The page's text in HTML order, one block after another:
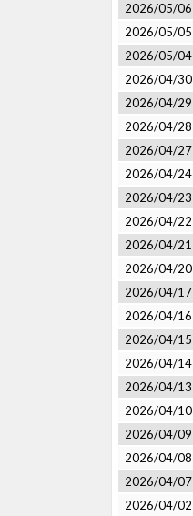
2026/05/06
2026/05/05
2026/05/04
2026/04/30
2026/04/29
2026/04/28
2026/04/27
2026/04/24
2026/04/23
2026/04/22
2026/04/21
2026/04/20
2026/04/17
2026/04/16
2026/04/15
2026/04/14
2026/04/13
2026/04/10
2026/04/09
2026/04/08
2026/04/07
2026/04/02